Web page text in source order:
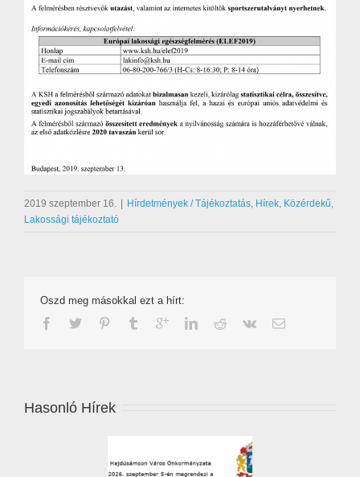
2019 szeptember 16. Hírdetmények / Tájékoztatás, Hírek, Közérdekű,
Lakossági tájékoztató
Oszd meg másokkal ezt a hírt:
Hasonló Hírek